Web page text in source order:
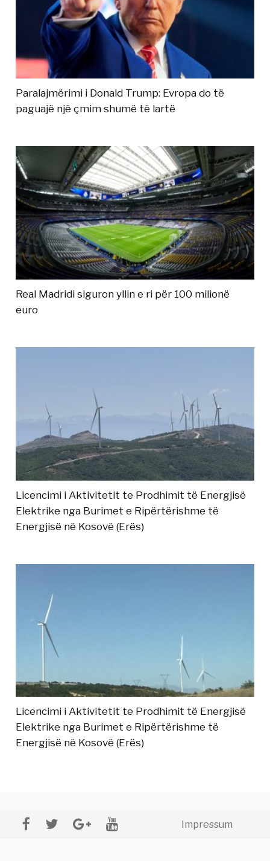
Paralajmërimi i Donald Trump: Evropa do të
paguajë një çmim shumë të lartë
Real Madridi siguron yllin e ri për 100 milionë
euro
Licencimi i Aktivitetit te Prodhimit të Energjisë
Elektrike nga Burimet e Ripërtërishme të
Energjisë në Kosovë (Erës)
Licencimi i Aktivitetit te Prodhimit të Energjisë
Elektrike nga Burimet e Ripërtërishme të
Energjisë në Kosovë (Erës)
Impressum